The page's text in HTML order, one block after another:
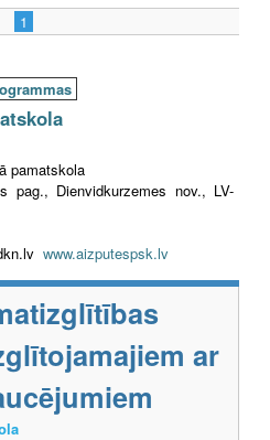
1
pamatskola
pag., Dienvidkurzemes nov., LV-
www.aizputespsk.lv
ar